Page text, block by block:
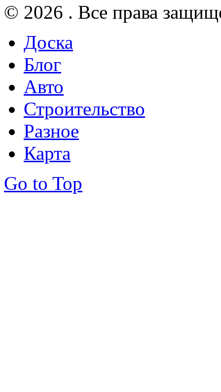
© 2026 . Все права
Доска
Блог
Авто
Строительство
Разное
Карта
Go to Top